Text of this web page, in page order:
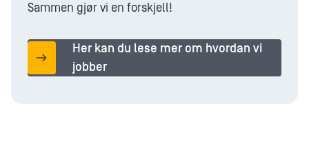
Sammen gjør vi en forskjell!
Her kan du lese mer om hvordan vi
jobber